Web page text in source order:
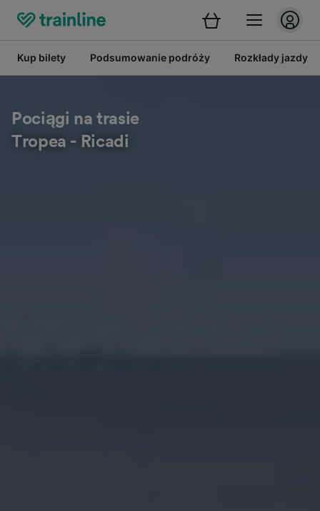
Kup bilety Podsumowanie podróży Rozkłady jazdy
Pociągi na trasie
Tropea - Ricadi